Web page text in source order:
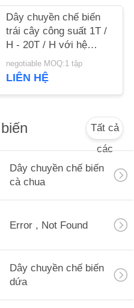
Dây chuyền chế biến
trái cây công suất 1T /
H - 20T / H với hệ
thống CIP tích hợp
negotiable MOQ:1 tập
LIÊN HỆ
Tất cả
các
Dây chuyền chế biến
cà chua
Error , Not Found
Dây chuyền chế biến
dứa